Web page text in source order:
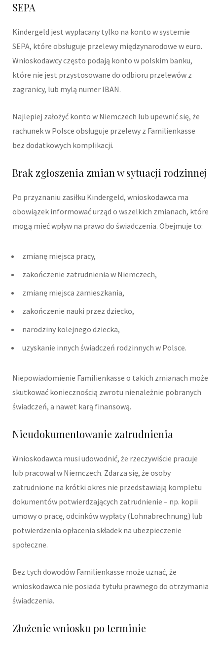
SEPA
Kindergeld jest wypłacany tylko na konto w systemie
SEPA, które obsługuje przelewy międzynarodowe w euro.
Wnioskodawcy często podają konto w polskim banku,
które nie jest przystosowane do odbioru przelewów z
zagranicy, lub mylą numer IBAN.
Najlepiej założyć konto w Niemczech lub upewnić się, że
rachunek w Polsce obsługuje przelewy z Familienkasse
bez dodatkowych komplikacji.
Brak zgłoszenia zmian w sytuacji rodzinnej
Po przyznaniu zasiłku Kindergeld, wnioskodawca ma
obowiązek informować urząd o wszelkich zmianach, które
mogą mieć wpływ na prawo do świadczenia. Obejmuje to:
zmianę miejsca pracy,
zakończenie zatrudnienia w Niemczech,
zmianę miejsca zamieszkania,
zakończenie nauki przez dziecko,
narodziny kolejnego dziecka,
uzyskanie innych świadczeń rodzinnych w Polsce.
Niepowiadomienie Familienkasse o takich zmianach może
skutkować koniecznością zwrotu nienależnie pobranych
świadczeń, a nawet karą finansową.
Nieudokumentowanie zatrudnienia
Wnioskodawca musi udowodnić, że rzeczywiście pracuje
lub pracował w Niemczech. Zdarza się, że osoby
zatrudnione na krótki okres nie przedstawiają kompletu
dokumentów potwierdzających zatrudnienie – np. kopii
umowy o pracę, odcinków wypłaty (Lohnabrechnung) lub
potwierdzenia opłacenia składek na ubezpieczenie
społeczne.
Bez tych dowodów Familienkasse może uznać, że
wnioskodawca nie posiada tytułu prawnego do otrzymania
świadczenia.
Złożenie wniosku po terminie